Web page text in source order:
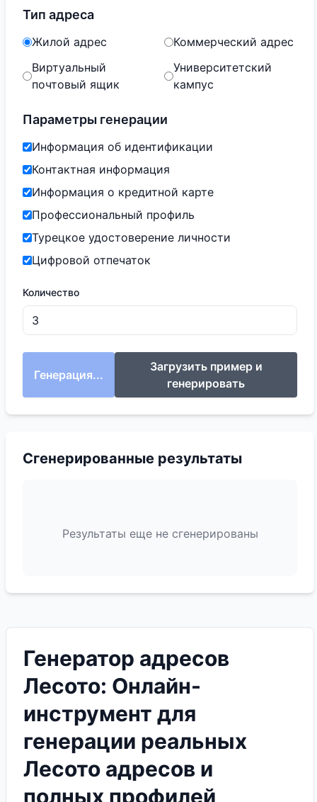
Тип адреса
Жилой адрес
Коммерческий адрес
Виртуальный
почтовый ящик
Университетский
кампус
Параметры генерации
Информация об идентификации
Контактная информация
Информация о кредитной карте
Профессиональный профиль
Турецкое удостоверение личности
Цифровой отпечаток
Количество
Генерация...
Загрузить пример и
генерировать
Сгенерированные результаты
Результаты еще не сгенерированы
Генератор адресов
Лесото: Онлайн-
инструмент для
генерации реальных
Лесото адресов и
полных профилей